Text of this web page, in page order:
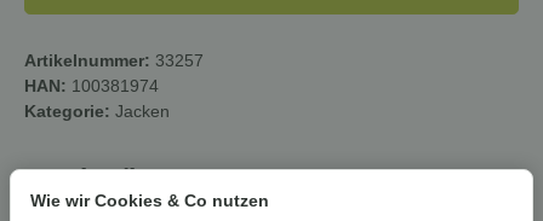
Artikelnummer: 33257
HAN: 100381974
Kategorie: Jacken
Beschreibung
Wie wir Cookies & Co nutzen